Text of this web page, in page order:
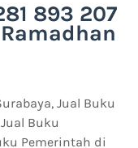
893 207
Jual Buku
Buku
Pemerintah di